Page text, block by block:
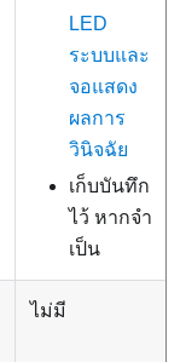
LED
ระบบและ
จอแสดง
ผลการ
วินิจฉัย
เก็บบันทึก
ไว้ หากจํา
เป็น
ไม่มี